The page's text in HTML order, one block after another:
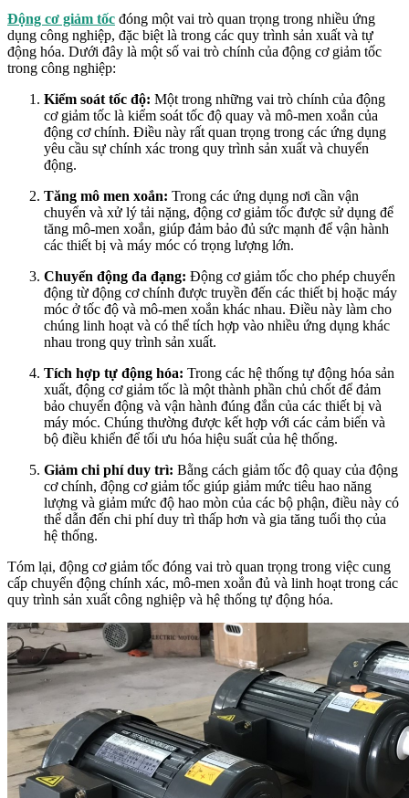
Động cơ giảm tốc đóng một vai trò quan trọng trong nhiều ứng
dụng công nghiệp, đặc biệt là trong các quy trình sản xuất và tự
động hóa. Dưới đây là một số vai trò chính của động cơ giảm tốc
trong công nghiệp:
Kiểm soát tốc độ: Một trong những vai trò chính của động
cơ giảm tốc là kiểm soát tốc độ quay và mô-men xoắn của
động cơ chính. Điều này rất quan trọng trong các ứng dụng
yêu cầu sự chính xác trong quy trình sản xuất và chuyển
động.
Tăng mô men xoắn: Trong các ứng dụng nơi cần vận
chuyển và xử lý tải nặng, động cơ giảm tốc được sử dụng để
tăng mô-men xoắn, giúp đảm bảo đủ sức mạnh để vận hành
các thiết bị và máy móc có trọng lượng lớn.
Chuyển động đa đạng: Động cơ giảm tốc cho phép chuyển
động từ động cơ chính được truyền đến các thiết bị hoặc máy
móc ở tốc độ và mô-men xoắn khác nhau. Điều này làm cho
chúng linh hoạt và có thể tích hợp vào nhiều ứng dụng khác
nhau trong quy trình sản xuất.
Tích hợp tự động hóa: Trong các hệ thống tự động hóa sản
xuất, động cơ giảm tốc là một thành phần chủ chốt để đảm
bảo chuyển động và vận hành đúng đắn của các thiết bị và
máy móc. Chúng thường được kết hợp với các cảm biến và
bộ điều khiển để tối ưu hóa hiệu suất của hệ thống.
Giảm chi phí duy trì: Bằng cách giảm tốc độ quay của động
cơ chính, động cơ giảm tốc giúp giảm mức tiêu hao năng
lượng và giảm mức độ hao mòn của các bộ phận, điều này có
thể dẫn đến chi phí duy trì thấp hơn và gia tăng tuổi thọ của
hệ thống.
Tóm lại, động cơ giảm tốc đóng vai trò quan trọng trong việc cung
cấp chuyển động chính xác, mô-men xoắn đủ và linh hoạt trong các
quy trình sản xuất công nghiệp và hệ thống tự động hóa.